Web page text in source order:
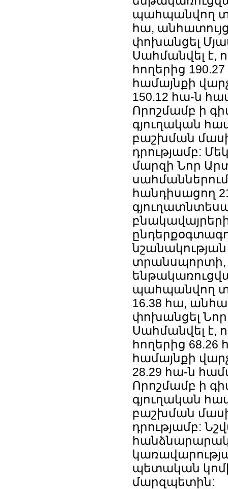
պահպանվող
հա,
փոխանցել
Սահմանվել է,
հողերից
համայնքի
150.12 հա-ն
Որոշմամբ ի
գյուղական
բաշխման
դրությամբ:
մարզի Նոր
հանդիսացող
բնակավայրերի
նշանակության
տրանսպորտի,
պահպանվող
16.38 հա,
փոխանցել
Սահմանվել է,
հողերից
համայնքի
28.29 հա-ն
Որոշմամբ ի
գյուղական
բաշխման
դրությամբ:
պետական
մարզպետին: